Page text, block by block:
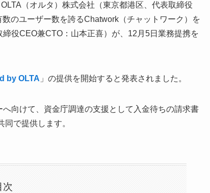
（オルタ）株式会社（東京都港区、代表取締役
のユーザー数を誇るChatwork（チャットワーク）を
役CEO兼CTO：山本正喜）が、12月5日業務提携を
by OLTA 」の提供を開始すると発表されました。
向けて、資金庁調達の支援として入金待ちの請求書
で提供します。
次